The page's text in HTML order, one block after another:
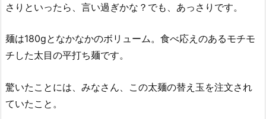
さりといったら、言い過ぎかな？でも、あっさりです。
麺は180gとなかなかのボリューム。食べ応えのあるモチモ
チした太目の平打ち麺です。
驚いたことには、みなさん、この太麺の替え玉を注文され
ていたこと。